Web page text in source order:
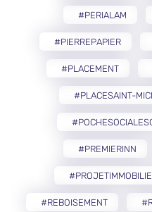
#PERIALAM
#PIERREPAPIER
#PLACEMENT
#PLACESAINT-
#PREMIERINN
#REBOISEMENT